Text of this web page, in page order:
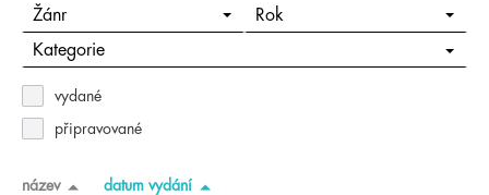
Žánr Rok
Kategorie
vydané
připravované
název datum vydání